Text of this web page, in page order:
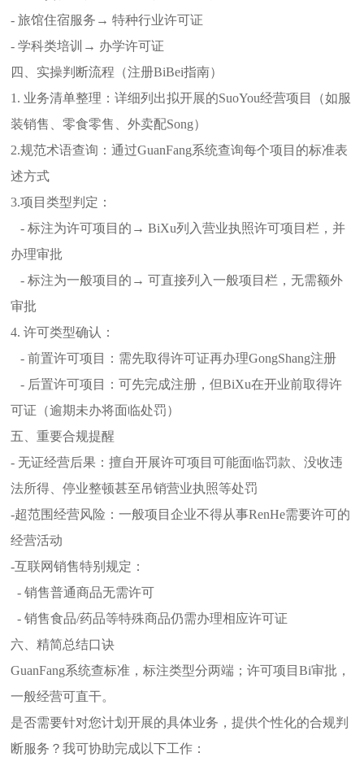
- 旅馆住宿服务→ 特种行业许可证
- 学科类培训→ 办学许可证
四、实操判断流程（注册BiBei指南）
1. 业务清单整理：详细列出拟开展的SuoYou经营项目（如服
装销售、零食零售、外卖配Song）
2.规范术语查询：通过GuanFang系统查询每个项目的标准表
述方式
3.项目类型判定：
- 标注为许可项目的→ BiXu列入营业执照许可项目栏，并
办理审批
- 标注为一般项目的→ 可直接列入一般项目栏，无需额外
审批
4. 许可类型确认：
- 前置许可项目：需先取得许可证再办理GongShang注册
- 后置许可项目：可先完成注册，但BiXu在开业前取得许
可证（逾期未办将面临处罚）
五、重要合规提醒
- 无证经营后果：擅自开展许可项目可能面临罚款、没收违
法所得、停业整顿甚至吊销营业执照等处罚
-超范围经营风险：一般项目企业不得从事RenHe需要许可的
经营活动
-互联网销售特别规定：
- 销售普通商品无需许可
- 销售食品/药品等特殊商品仍需办理相应许可证
六、精简总结口诀
GuanFang系统查标准，标注类型分两端；许可项目Bi审批，
一般经营可直干。
是否需要针对您计划开展的具体业务，提供个性化的合规判
断服务？我可协助完成以下工作：